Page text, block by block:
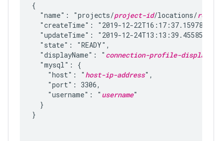
{
  "name": "projects/
project-id/locations/region
"createTime": "2019-12-
"updateTime": "2019-12-
  "state": "READY",
  "displayName": "
connection-profile-display-
  "mysql": {
    "host": "
host-ip-address",
    "port": 3306,
    "username": "
username"
  }
}